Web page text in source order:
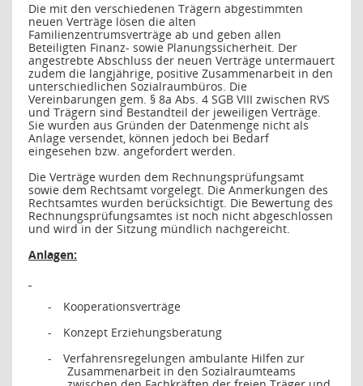
Die mit den verschiedenen Trägern abgestimmten
neuen Verträge lösen die alten
Familienzentrumsverträge ab und geben allen
Beteiligten Finanz- sowie Planungssicherheit. Der
angestrebte Abschluss der neuen Verträge untermauert
zudem die langjährige, positive Zusammenarbeit in den
unterschiedlichen Sozialraumbüros. Die
Vereinbarungen gem. § 8a Abs. 4 SGB VIII zwischen RVS
und Trägern sind Bestandteil der jeweiligen Verträge.
Sie wurden aus Gründen der Datenmenge nicht als
Anlage versendet, können jedoch bei Bedarf
eingesehen bzw. angefordert werden.
Die Verträge wurden dem Rechnungsprüfungsamt
sowie dem Rechtsamt vorgelegt. Die Anmerkungen des
Rechtsamtes wurden berücksichtigt. Die Bewertung des
Rechnungsprüfungsamtes ist noch nicht abgeschlossen
und wird in der Sitzung mündlich nachgereicht.
Anlagen:
-
Kooperationsverträge
-
Konzept Erziehungsberatung
-
Verfahrensregelungen ambulante Hilfen zur
Zusammenarbeit in den Sozialraumteams